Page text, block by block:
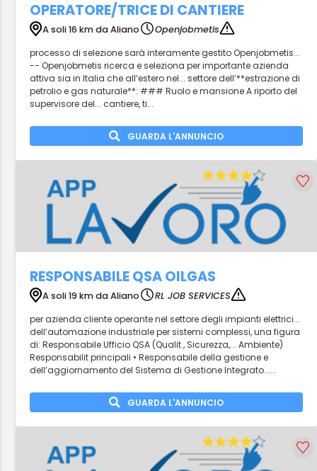
OPERATORE/TRICE DI CANTIERE
A soli 16 km da Aliano
Openjobmetis
processo di selezione sarà interamente gestito Openjobmetis...
-- Openjobmetis ricerca e seleziona per importante azienda
attiva sia in Italia che all’estero nel... settore dell’**estrazione di
petrolio e gas naturale**: ### Ruolo e mansione A riporto del
supervisore del... cantiere, ti...
GUARDA L'ANNUNCIO
RESPONSABILE QSA OILGAS
A soli 19 km da Aliano
RL JOB SERVICES
per azienda cliente operante nel settore degli impianti elettrici...
dell’automazione industriale per sistemi complessi, una figura
di: Responsabile Ufficio QSA (Qualit , Sicurezza,... Ambiente)
Responsabilit principali • Responsabile della gestione e
dell’aggiornamento del Sistema di Gestione Integrato......
GUARDA L'ANNUNCIO